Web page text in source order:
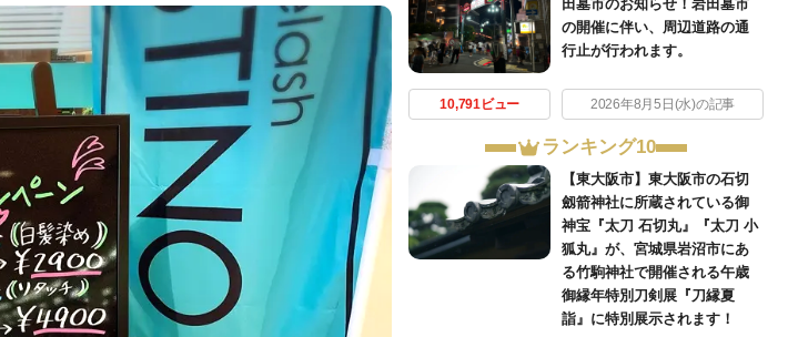
田墓市のお知らせ！岩田墓市
の開催に伴い、周辺道路の通
行止が行われます。
10,791ビュー 2026年8月5日(水)の記事
ランキング10
【東大阪市】東大阪市の石切
劔箭神社に所蔵されている御
神宝『太刀 石切丸』『太刀 小
狐丸』が、宮城県岩沼市にあ
る竹駒神社で開催される午歳
御縁年特別刀剣展『刀縁夏
詣』に特別展示されます！